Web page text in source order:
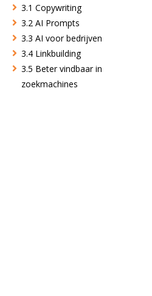
3.1 Copywriting
3.2 AI Prompts
3.3 AI voor bedrijven
3.4 Linkbuilding
3.5 Beter vindbaar in
zoekmachines